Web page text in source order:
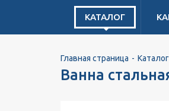
КАТАЛОГ
Главная страница Каталог
Ванна